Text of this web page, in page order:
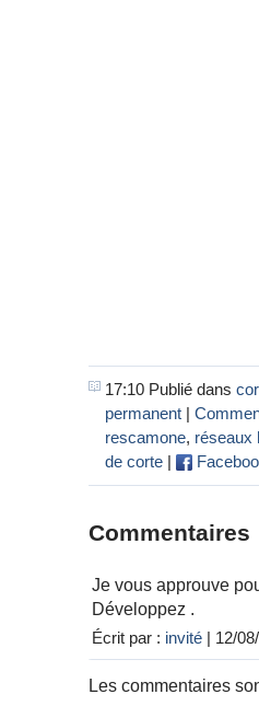
17:10 Publié dans
permanent |
rescamone, réseaux
de corte |
Commentaires
Je vous approuve
Développez .
Écrit par : invité | 12/
Les commentaires